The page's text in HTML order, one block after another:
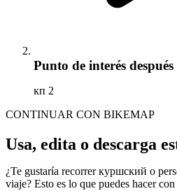
Punto de interés
кп 2
CONTINUAR CON BIKEMAP
Usa, edita o descarga
¿Te gustaría recorrer куршский o
viaje? Esto es lo que puedes hacer